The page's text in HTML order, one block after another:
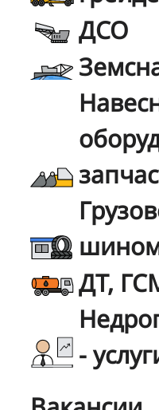
ДСО
ДТ,
-